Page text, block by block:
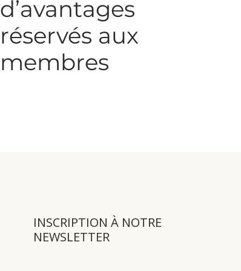
d’avantages
réservés aux
membres
INSCRIPTION À NOTRE
NEWSLETTER